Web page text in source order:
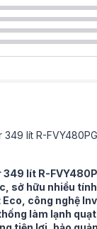
lít R-
sở hữu nhiều
công nghệ
làm lạnh